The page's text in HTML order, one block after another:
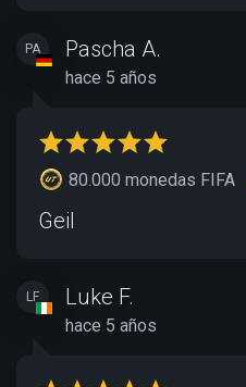
PA Pascha A.
hace 5 años
80.000 monedas FIFA
Geil
LF Luke F.
hace 5 años